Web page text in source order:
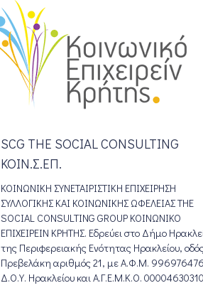
SCG THE SOCIAL CONSULTING
ΚΟΙΝ.Σ.ΕΠ.
ΚΟΙΝΩΝΙΚΗ ΣΥΝΕΤΑΙΡΙΣΤΙΚΗ ΕΠΙΧΕΙΡΗΣΗ
ΣΥΛΛΟΓΙΚΗΣ ΚΑΙ ΚΟΙΝΩΝΙΚΗΣ ΩΦΕΛΕΙΑΣ THE
SOCIAL CONSULTING GROUP ΚΟΙΝΩΝΙΚΟ
ΕΠΙΧΕΙΡΕΙΝ ΚΡΗΤΗΣ. Εδρεύει στο Δήμο
της Περιφερειακής Ενότητας Ηρακλείου,
Πρεβελάκη αριθμός 21, με Α.Φ.Μ. 996976476
Δ.Ο.Υ. Ηρακλείου και Α.Γ.Ε.Μ.Κ.Ο.